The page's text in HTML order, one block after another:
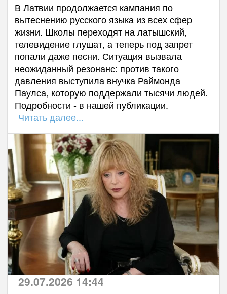
В Латвии продолжается кампания по
вытеснению русского языка из всех сфер
жизни. Школы переходят на латышский,
телевидение глушат, а теперь под запрет
попали даже песни. Ситуация вызвала
неожиданный резонанс: против такого
давления выступила внучка Раймонда
Паулса, которую поддержали тысячи людей.
Подробности - в нашей публикации.
Читать далее...
29.07.2026 14:44